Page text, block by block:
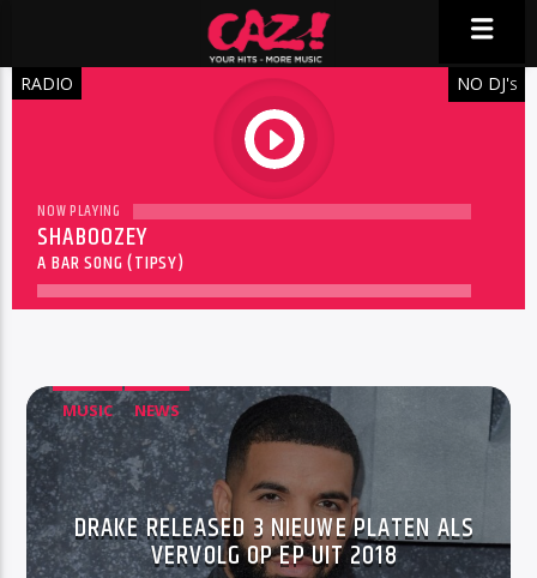
RADIO
play
NO DJ'S
NOW PLAYING
SHABOOZEY
A BAR SONG (TIPSY)
MUSIC NEWS
DRAKE RELEASED 3 NIEUWE PLATEN ALS
VERVOLG OP EP UIT 2018